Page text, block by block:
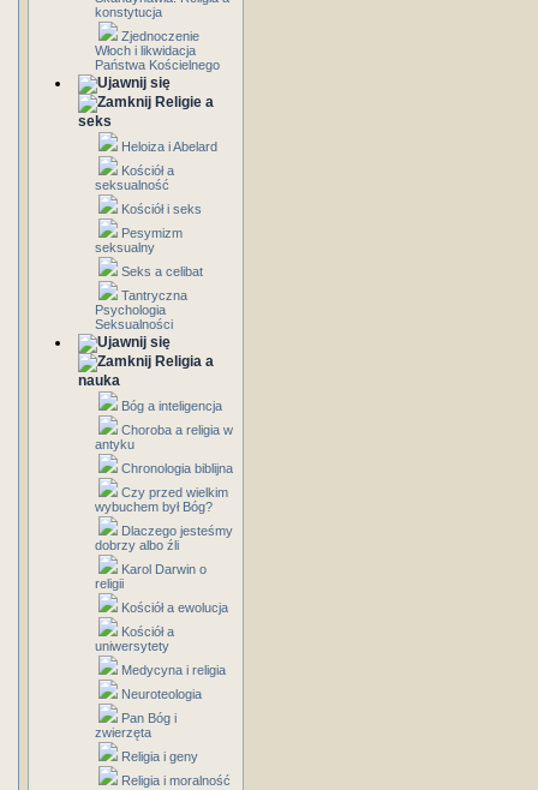
konstytucja
Zjednoczenie
Włoch i likwidacja
Państwa Kościelnego
Religie a
seks
Heloiza i Abelard
Kościół a
seksualność
Kościół i seks
Pesymizm
seksualny
Seks a celibat
Tantryczna
Psychologia
Seksualności
Religia a
nauka
Bóg a inteligencja
Choroba a religia w
antyku
Chronologia biblijna
Czy przed wielkim
wybuchem był Bóg?
Dlaczego jesteśmy
dobrzy albo źli
Karol Darwin o
religii
Kościół a ewolucja
Kościół a
uniwersytety
Medycyna i religia
Neuroteologia
Pan Bóg i
zwierzęta
Religia i geny
Religia i moralność